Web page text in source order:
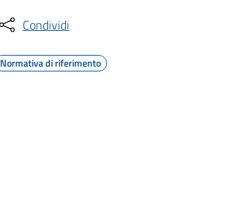
Condividi
Normativa di riferimento